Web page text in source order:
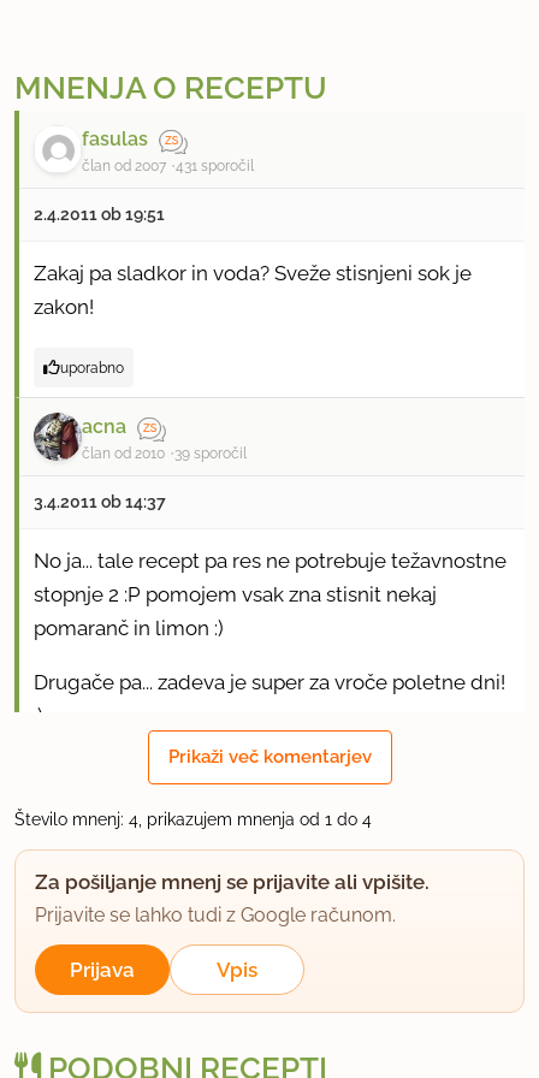
MNENJA O RECEPTU
fasulas
član od 2007 431 sporočil
2.4.2011 ob 19:51
Zakaj pa sladkor in voda? Sveže stisnjeni sok je
zakon!
uporabno
acna
član od 2010 39 sporočil
3.4.2011 ob 14:37
No ja... tale recept pa res ne potrebuje težavnostne
stopnje 2 :P pomojem vsak zna stisnit nekaj
pomaranč in limon :)
Drugače pa... zadeva je super za vroče poletne dni!
:)
Kravdija
3.4.2011 ob 20:57
Sej nočem spet težit, samo a tukaj kdo moderira
Ok... I'm done.
Prikaži več komentarjev
Število mnenj: 4, prikazujem mnenja od 1 do 4
Za pošiljanje mnenj se prijavite ali vpišite.
Prijavite se lahko tudi z Google računom.
Prijava Vpis
PODOBNI RECEPTI